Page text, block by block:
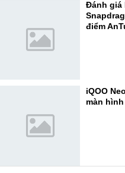
Đánh giá
điểm
iQOO
màn